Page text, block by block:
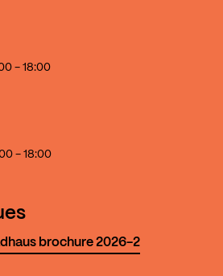
- 18:00
- 18:00
brochure 2026-2